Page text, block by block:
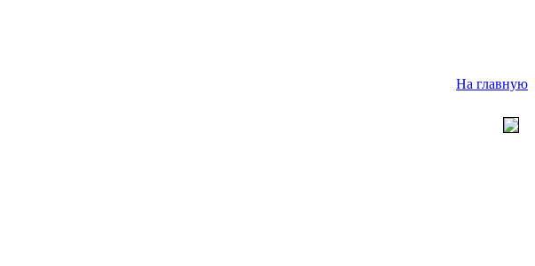
На главную